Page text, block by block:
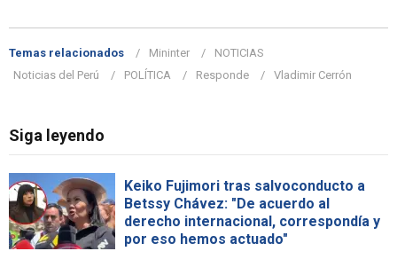
Temas relacionados Mininter
NOTICIAS
Noticias del Perú
POLÍTICA Responde Vladimir Cerrón
Siga leyendo
Keiko Fujimori tras salvoconducto a
Betssy Chávez: "De acuerdo al
derecho internacional, correspondía y
por eso hemos actuado"